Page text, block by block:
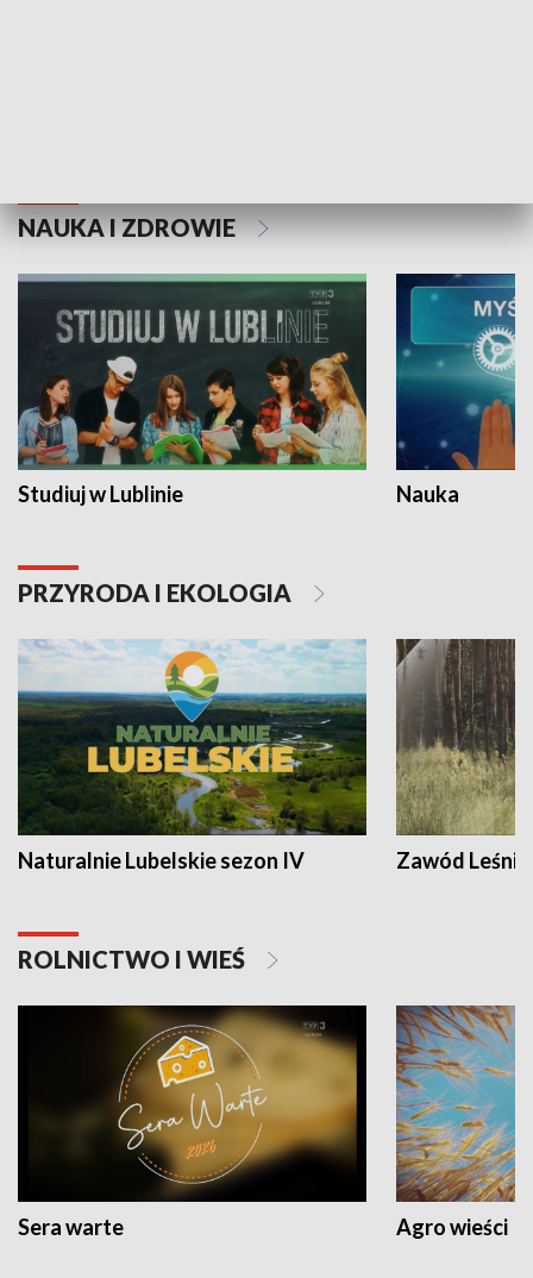
NAUKA I ZDROWIE
Studiuj w Lublinie Nauka
PRZYRODA I EKOLOGIA
Naturalnie Lubelskie sezon IV Zawód Leśnik
ROLNICTWO I WIEŚ
Sera warte Agro wieści